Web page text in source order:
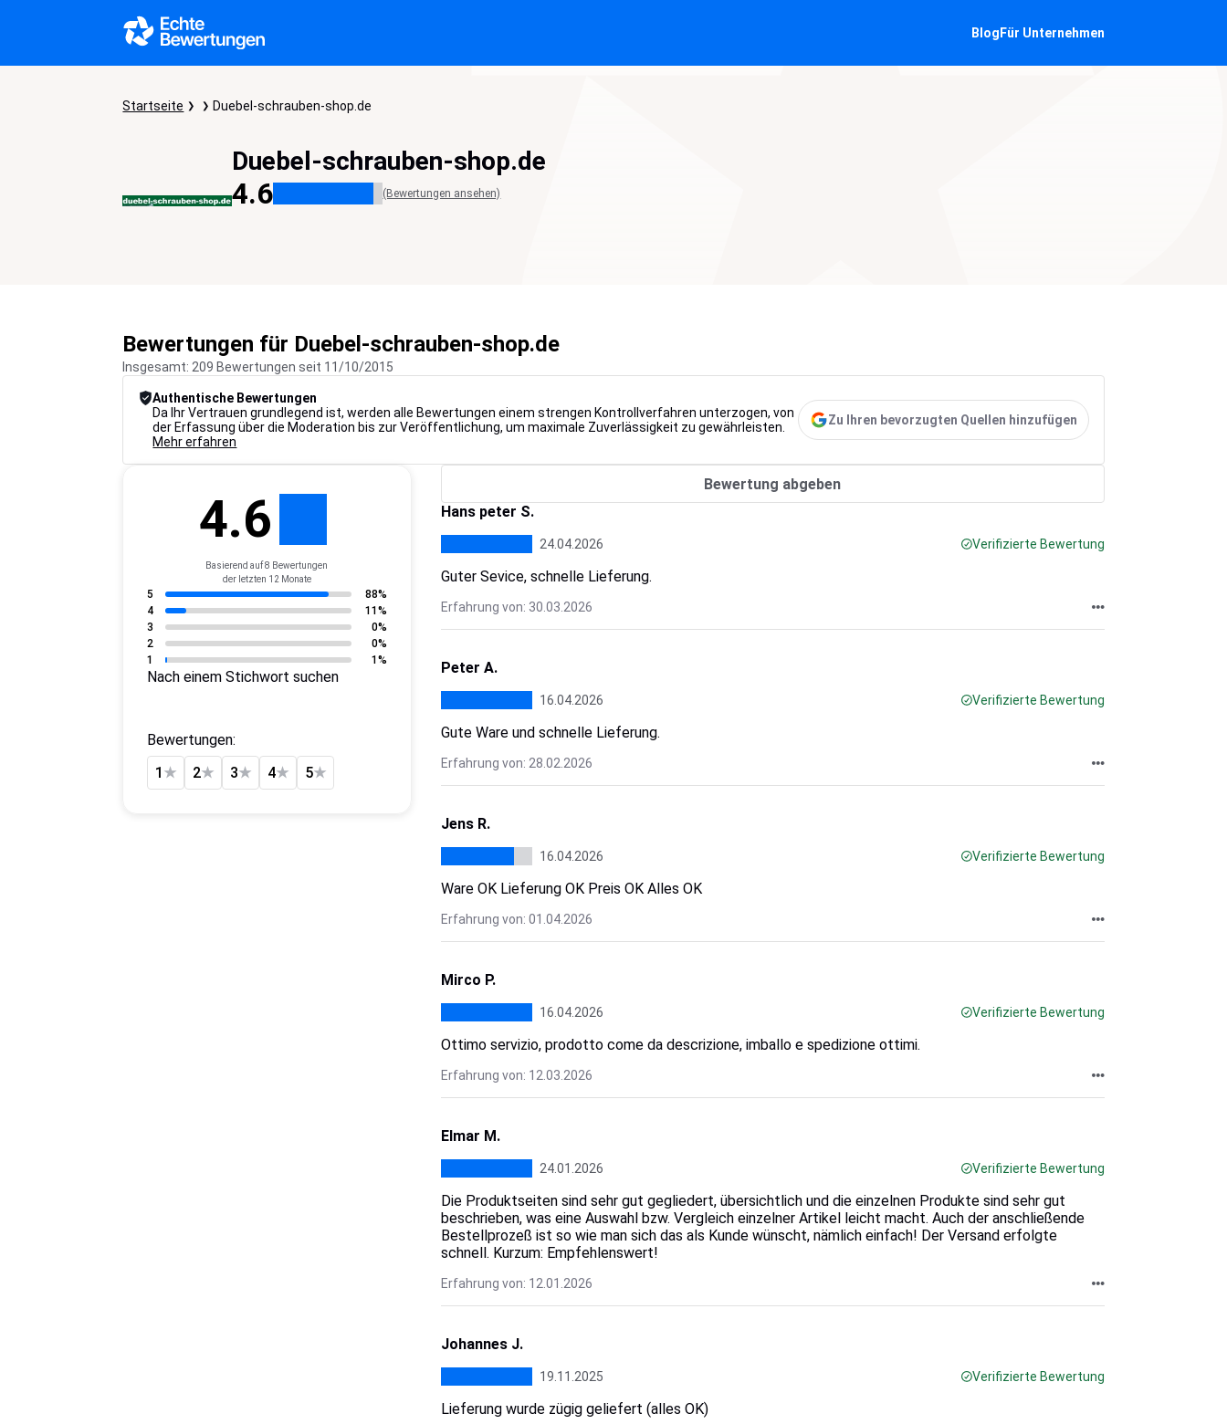
Blog Für Unternehmen
Startseite Duebel-schrauben-shop.de
Duebel-schrauben-shop.de
4.6 (Bewertungen ansehen)
Bewertungen für Duebel-schrauben-shop.de
Insgesamt: 209 Bewertungen seit 11/10/2015
Authentische Bewertungen
Da Ihr Vertrauen grundlegend ist, werden alle Bewertungen einem strengen Kontrollverfahren unterzogen, von
der Erfassung über die Moderation bis zur Veröffentlichung, um maximale Zuverlässigkeit zu gewährleisten.
Mehr erfahren
Zu Ihren bevorzugten Quellen hinzufügen
4.6
Basierend auf 8 Bewertungen
der letzten 12 Monate
5
88%
4
11%
3
0%
2
0%
1
1%
Nach einem Stichwort suchen
Bewertungen:
1 ★ 2★ 3★ 4★ 5★
Bewertung abgeben
Hans peter S.
24.04.2026 Verifizierte Bewertung
Guter Sevice, schnelle Lieferung.
Erfahrung von: 30.03.2026
Peter A.
16.04.2026 Verifizierte Bewertung
Gute Ware und schnelle Lieferung.
Erfahrung von: 28.02.2026
Jens R.
16.04.2026 Verifizierte Bewertung
Ware OK Lieferung OK Preis OK Alles OK
Erfahrung von: 01.04.2026
Mirco P.
16.04.2026 Verifizierte Bewertung
Ottimo servizio, prodotto come da descrizione, imballo e spedizione ottimi.
Erfahrung von: 12.03.2026
Elmar M.
24.01.2026 Verifizierte Bewertung
Die Produktseiten sind sehr gut gegliedert, übersichtlich und die einzelnen Produkte sind sehr gut
beschrieben, was eine Auswahl bzw. Vergleich einzelner Artikel leicht macht. Auch der anschließende
Bestellprozeß ist so wie man sich das als Kunde wünscht, nämlich einfach! Der Versand erfolgte
schnell. Kurzum: Empfehlenswert!
Erfahrung von: 12.01.2026
Johannes J.
19.11.2025 Verifizierte Bewertung
Lieferung wurde zügig geliefert (alles OK)